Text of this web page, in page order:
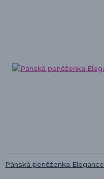
Pánská peněženka Elegance